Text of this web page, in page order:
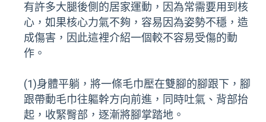
有許多大腿後側的居家運動，因為常需要用到核
心，如果核心力氣不夠，容易因為姿勢不穩，造
成傷害，因此這裡介紹一個較不容易受傷的動
作。
(1)身體平躺，將一條毛巾壓在雙腳的腳跟下，腳
跟帶動毛巾往軀幹方向前進，同時吐氣、背部抬
起，收緊臀部，逐漸將腳掌踏地。